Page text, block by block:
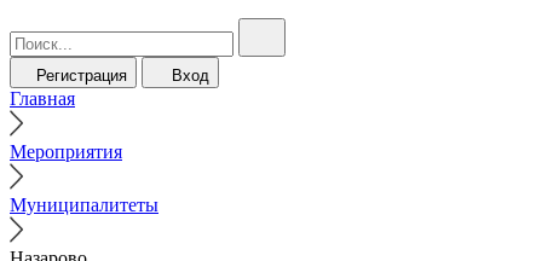
Регистрация Вход
Главная
Мероприятия
Муниципалитеты